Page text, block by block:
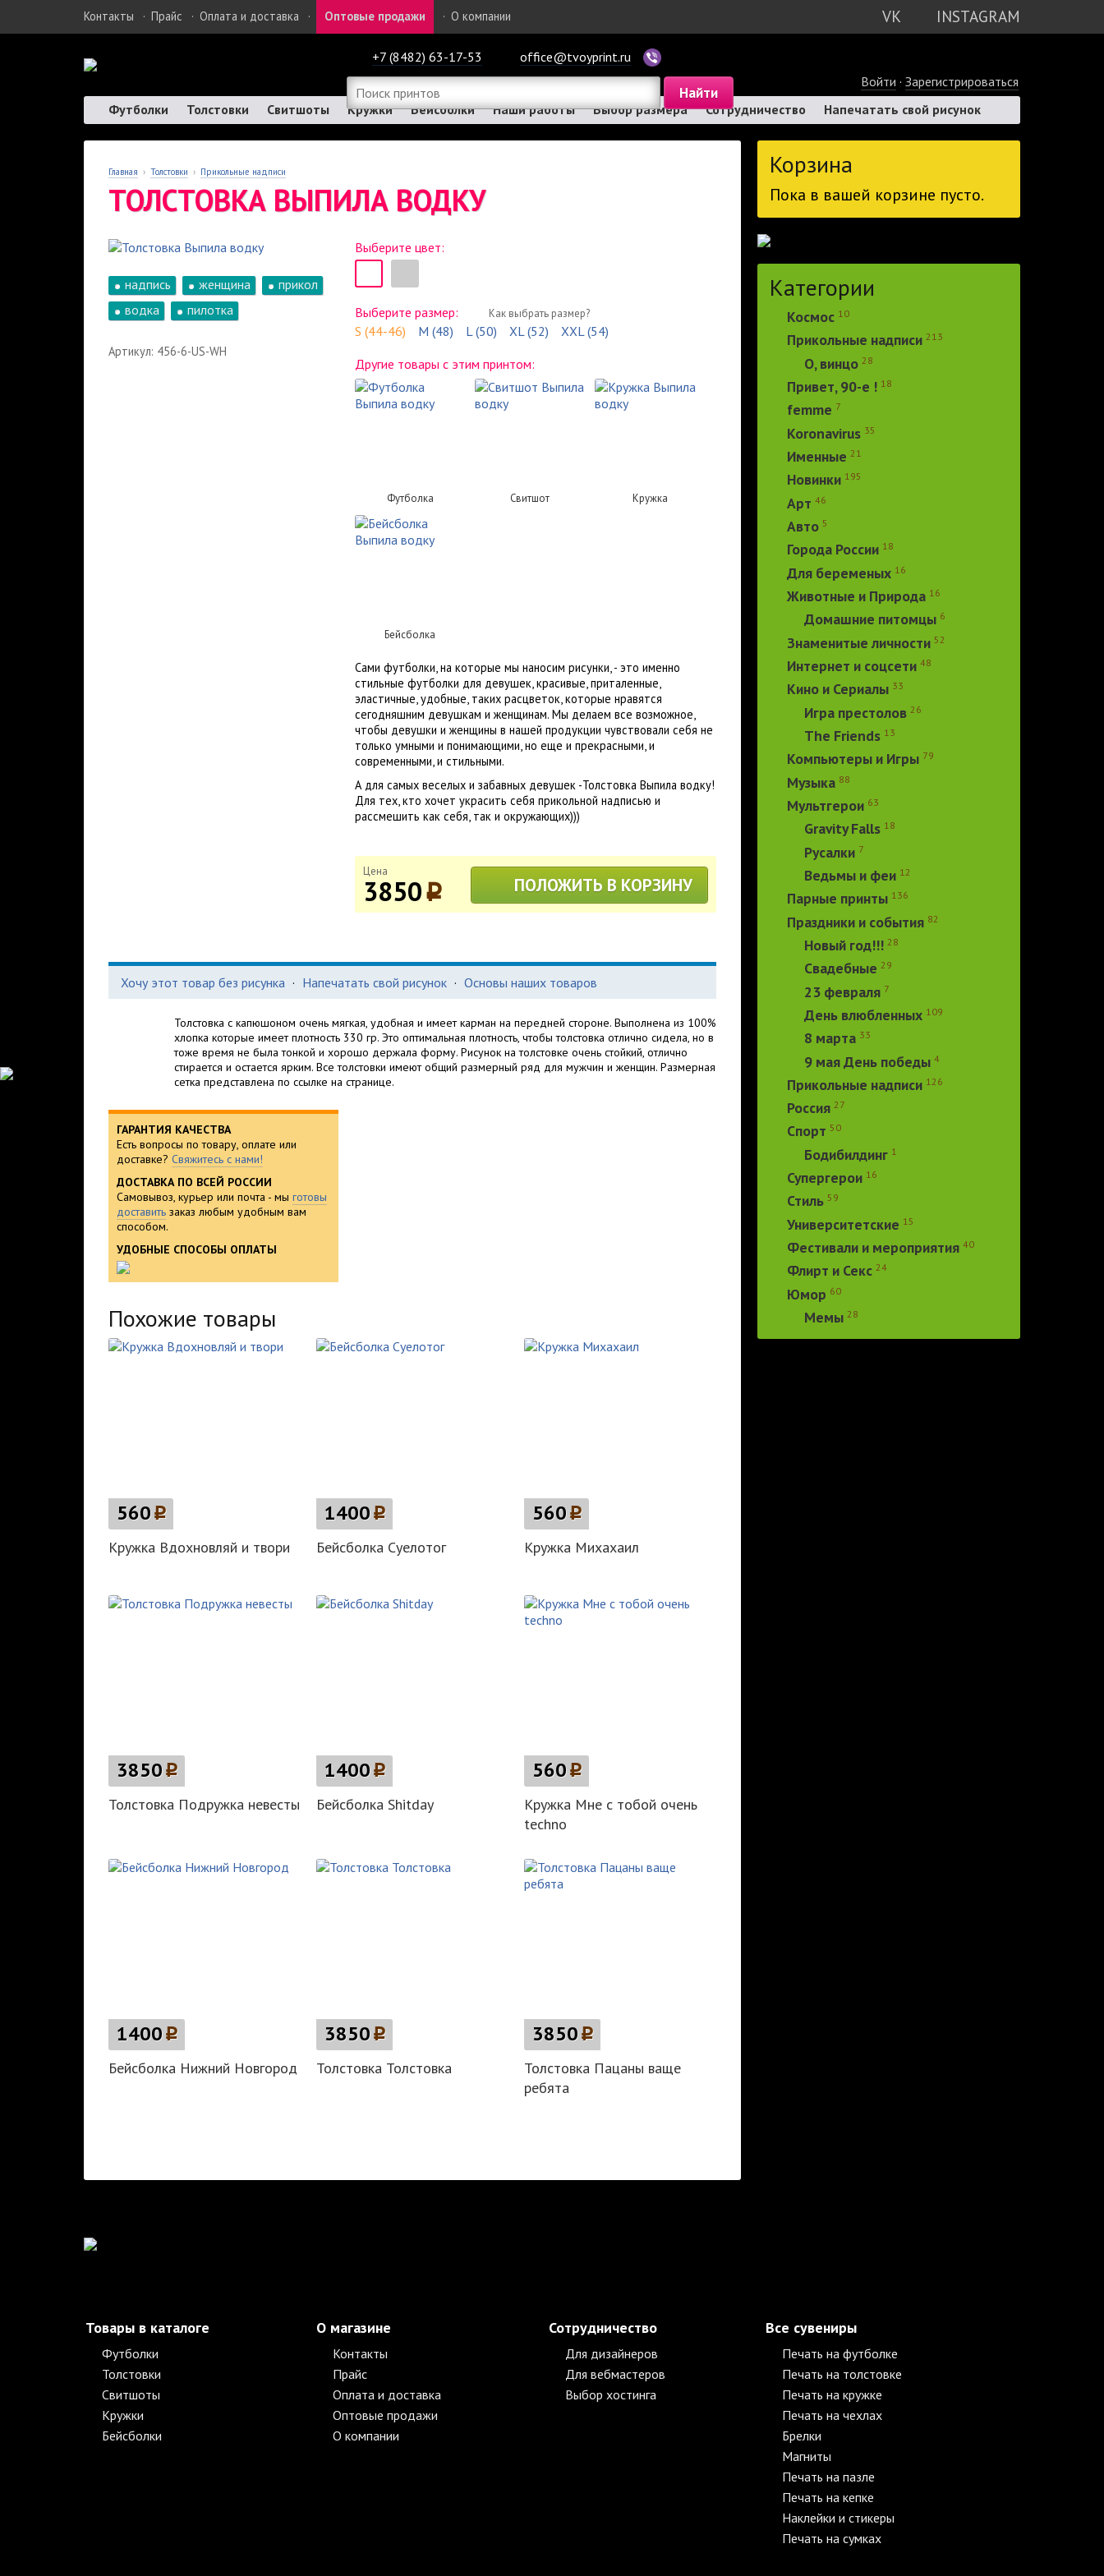
VK INSTAGRAM
Контакты · Прайс · Оплата и доставка · Оптовые продажи · О компании
+7 (8482) 63-17-53
office@tvoyprint.ru
Войти · Зарегистрироваться
Футболки
Толстовки Свитшоты Кружки Бейсболки Наши работы Выбор размера Сотрудничество Напечатать свой рисунок
Главная › Толстовки › Прикольные надписи
ТОЛСТОВКА ВЫПИЛА ВОДКУ
надпись женщина
прикол
водка
пилотка
Артикул: 456-6-US-WH
Выберите цвет:
Выберите размер: Как выбрать размер?
S (44-46) M (48) L (50) XL (52)
XXL (54)
Другие товары с этим принтом:
Футболка Свитшот Кружка
Бейсболка
Сами футболки, на которые мы наносим рисунки, - это именно
стильные футболки для девушек, красивые, приталенные,
эластичные, удобные, таких расцветок, которые нравятся
сегодняшним девушкам и женщинам. Мы делаем все возможное,
чтобы девушки и женщины в нашей продукции чувствовали себя не
только умными и понимающими, но еще и прекрасными, и
современными, и стильными.
А для самых веселых и забавных девушек -Толстовка Выпила водку!
Для тех, кто хочет украсить себя прикольной надписью и
рассмешить как себя, так и окружающих)))
Цена
3850p ПОЛОЖИТЬ В КОРЗИНУ
Хочу этот товар без рисунка · Напечатать свой рисунок · Основы наших товаров
Толстовка с капюшоном очень мягкая, удобная и имеет карман на передней стороне. Выполнена из 100%
хлопка которые имеет плотность 330 гр. Это оптимальная плотность, чтобы толстовка отлично сидела, но в
тоже время не была тонкой и хорошо держала форму. Рисунок на толстовке очень стойкий, отлично
стирается и остается ярким. Все толстовки имеют общий размерный ряд для мужчин и женщин. Размерная
сетка представлена по ссылке на странице.
ГАРАНТИЯ КАЧЕСТВА
Есть вопросы по товару, оплате или
доставке? Свяжитесь с нами!
ДОСТАВКА ПО ВСЕЙ РОССИИ
Самовывоз, курьер или почта - мы готовы
доставить заказ любым удобным вам
способом.
УДОБНЫЕ СПОСОБЫ ОПЛАТЫ
Похожие товары
560p
Кружка Вдохновляй и твори
1400p
Бейсболка Суелотог
560p
Кружка Михахаил
3850p
Толстовка Подружка невесты
1400p
Бейсболка Shitday
560p
Кружка Мне с тобой очень
techno
1400p
Бейсболка Нижний Новгород
3850p
Толстовка Толстовка
3850p
Толстовка Пацаны ваще
ребята
Корзина
Пока в вашей корзине пусто.
Категории
Космос 10
Прикольные надписи 213
О, винцо 28
Привет, 90-е ! 18
femme 7
Koronavirus 35
Именные 21
Новинки 195
Арт 46
Авто 5
Города России 18
Для беременых 16
Животные и Природа 16
Домашние питомцы 6
Знаменитые личности 52
Интернет и соцсети 48
Кино и Сериалы 33
Игра престолов 26
The Friends 13
Компьютеры и Игры 79
Музыка 88
Мультгерои 63
Gravity Falls 18
Русалки 7
Ведьмы и феи 12
Парные принты 136
Праздники и события 82
Новый год!!! 28
Свадебные 29
23 февраля 7
День влюбленных 109
8 марта 33
9 мая День победы 4
Прикольные надписи 126
Россия 27
Спорт 50
Бодибилдинг 1
Супергерои 16
Стиль 59
Университетские 15
Фестивали и мероприятия 40
Флирт и Секс 24
Юмор 60
Мемы 28
Товары в каталоге
Футболки
Толстовки
Свитшоты
Кружки
Бейсболки
О магазине
Контакты
Прайс
Оплата и доставка
Оптовые продажи
О компании
Сотрудничество
Для дизайнеров
Для вебмастеров
Выбор хостинга
Все сувениры
Печать на футболке
Печать на толстовке
Печать на кружке
Печать на чехлах
Брелки
Магниты
Печать на пазле
Печать на кепке
Наклейки и стикеры
Печать на сумках